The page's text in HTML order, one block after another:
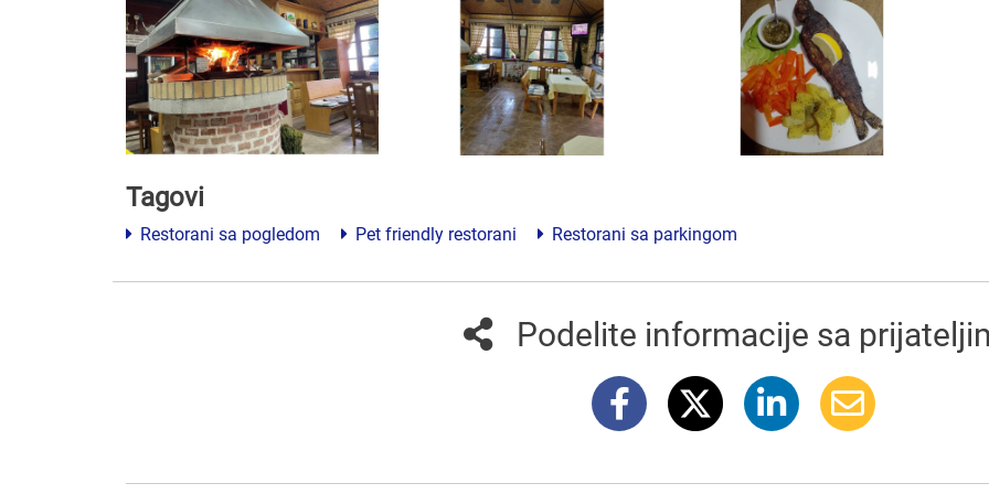
Tagovi
Restorani sa pogledom Pet friendly restorani Restorani sa parkingom
Podelite informacije sa